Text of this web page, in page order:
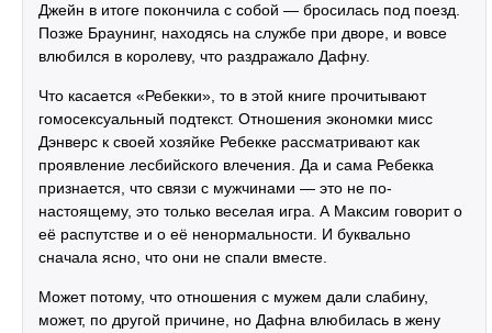
Джейн в итоге покончила с собой — бросилась под поезд.
Позже Браунинг, находясь на службе при дворе, и вовсе
влюбился в королеву, что раздражало Дафну.
Что касается «Ребекки», то в этой книге прочитывают
гомосексуальный подтекст. Отношения экономки мисс
Дэнверс к своей хозяйке Ребекке рассматривают как
проявление лесбийского влечения. Да и сама Ребекка
признается, что связи с мужчинами — это не по-
настоящему, это только веселая игра. А Максим говорит о
её распутстве и о её ненормальности. И буквально
сначала ясно, что они не спали вместе.
Может потому, что отношения с мужем дали слабину,
может, по другой причине, но Дафна влюбилась в жену